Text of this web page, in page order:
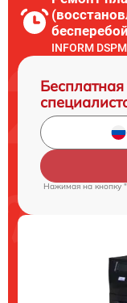
INFORM
Нажимая на кнопку